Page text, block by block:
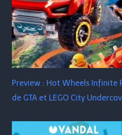
Preview : Hot Wheels Infinite
de GTA et LEGO City